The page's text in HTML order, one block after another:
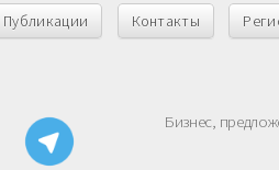
Публикации Контакты
Бизнес,